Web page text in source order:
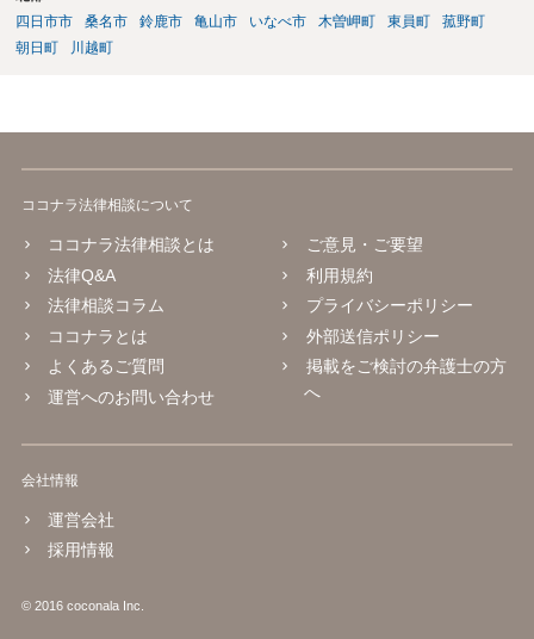
四日市市
桑名市 鈴鹿市 亀山市 いなべ市 木曽岬町 東員町
菰野町
朝日町
川越町
ココナラ法律相談について
ココナラ法律相談とは
法律Q&A
法律相談コラム
ココナラとは
よくあるご質問
運営へのお問い合わせ
ご意見・ご要望
利用規約
プライバシーポリシー
外部送信ポリシー
掲載をご検討の弁護士の方
へ
会社情報
運営会社
採用情報
© 2016 coconala Inc.